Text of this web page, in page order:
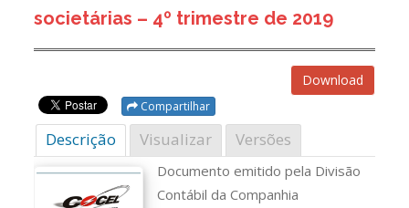
societárias – 4º trimestre de 2019
Download
Compartilhar
Descrição Visualizar Versões
Documento emitido pela Divisão
Contábil da Companhia